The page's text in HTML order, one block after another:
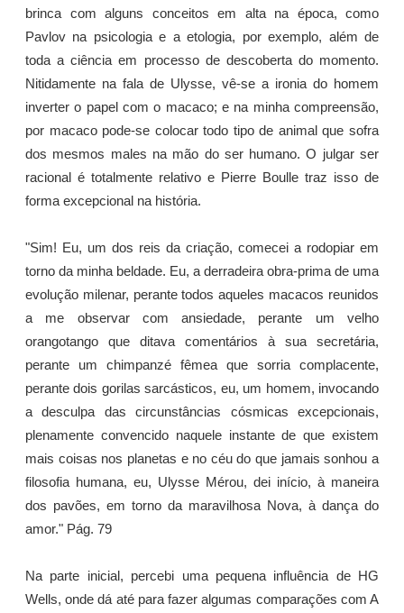
brinca com alguns conceitos em alta na época, como
Pavlov na psicologia e a etologia, por exemplo, além de
toda a ciência em processo de descoberta do momento.
Nitidamente na fala de Ulysse, vê-se a ironia do homem
inverter o papel com o macaco; e na minha compreensão,
por macaco pode-se colocar todo tipo de animal que sofra
dos mesmos males na mão do ser humano. O julgar ser
racional é totalmente relativo e Pierre Boulle traz isso de
forma excepcional na história.
"Sim! Eu, um dos reis da criação, comecei a rodopiar em
torno da minha beldade. Eu, a derradeira obra-prima de uma
evolução milenar, perante todos aqueles macacos reunidos
a me observar com ansiedade, perante um velho
orangotango que ditava comentários à sua secretária,
perante um chimpanzé fêmea que sorria complacente,
perante dois gorilas sarcásticos, eu, um homem, invocando
a desculpa das circunstâncias cósmicas excepcionais,
plenamente convencido naquele instante de que existem
mais coisas nos planetas e no céu do que jamais sonhou a
filosofia humana, eu, Ulysse Mérou, dei início, à maneira
dos pavões, em torno da maravilhosa Nova, à dança do
amor." Pág. 79
Na parte inicial, percebi uma pequena influência de HG
Wells, onde dá até para fazer algumas comparações com A